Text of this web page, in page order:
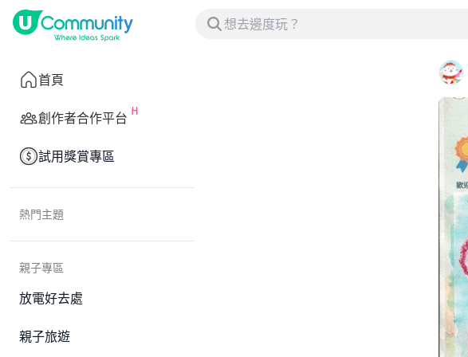
首頁
創作者合作平台
試用獎賞專區
熱門主題
親子專區
放電好去處
親子旅遊